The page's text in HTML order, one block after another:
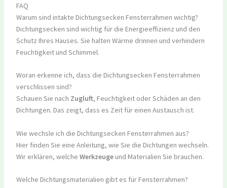
FAQ
Warum sind intakte Dichtungsecken Fensterrahmen wichtig?
Dichtungsecken sind wichtig für die Energieeffizienz und den
Schutz Ihres Hauses. Sie halten Wärme drinnen und verhindern
Feuchtigkeit und Schimmel.
Woran erkenne ich, dass die Dichtungsecken Fensterrahmen
verschlissen sind?
Schauen Sie nach Zugluft, Feuchtigkeit oder Schäden an den
Dichtungen. Das zeigt, dass es Zeit für einen Austausch ist.
Wie wechsle ich die Dichtungsecken Fensterrahmen aus?
Hier finden Sie eine Anleitung, wie Sie die Dichtungen wechseln.
Wir erklären, welche Werkzeugeund Materialien Sie brauchen.
Welche Dichtungsmaterialien gibt es für Fensterrahmen?